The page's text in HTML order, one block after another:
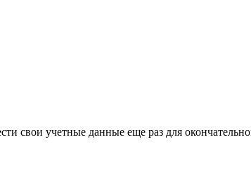
свои учетные данные еще раз для